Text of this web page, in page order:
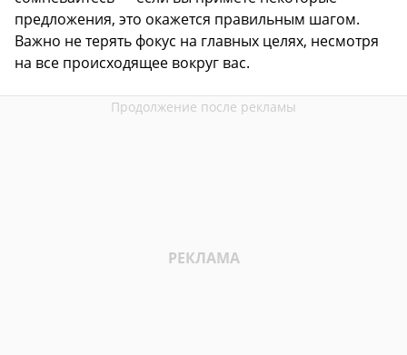
предложения, это окажется правильным шагом.
Важно не терять фокус на главных целях, несмотря
на все происходящее вокруг вас.